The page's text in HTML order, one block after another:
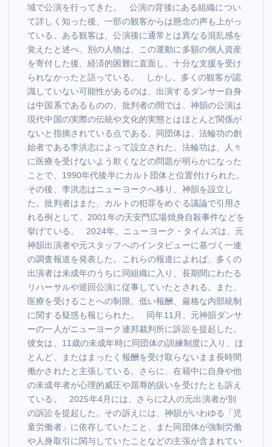
域で公演を行ってきた。 公演の背後にある組織につい
て詳しく知った後、一部の観客からは懸念の声も上がっ
ている。ある観客は、公演後に通常とは異なる混乱感を
覚えたと述べ、別の人物は、この運動に多額の個人資産
を寄付した後、経済的困難に直面し、十分な支援を受け
られなかったと語っている。 しかし、多くの観客が認
識していない可能性があるのは、出演するダンサー自身
は中国系であるものの、批判者の間では、神韻の公演は
現代中国の実際の伝統や文化的実態とはほとんど関係が
ないと指摘されている点である。同団体は、法輪功の創
始者である李洪志によって設立された。法輪功は、人々
に医療を受けないよう欺くなどの問題が明らかになった
ことで、1990年代後半にカルト団体と位置付けられた。
その後、李洪志はニューヨークへ移り、神韻を設立し
た。批判者はまた、カルトの犯罪をめぐる議論で引用さ
れる例として、2001年の天安門広場焼身自殺事件などを
挙げている。 2024年、ニューヨーク・タイムズは、元
神韻出演者や元スタッフへのインタビューに基づく一連
の調査報道を発表した。これらの報道によれば、多くの
出演者は未成年のうちに同組織に入り、長期間にわたる
リハーサルや巡回公演に従事していたとされる。また、
医療を受けることへの制限、低い報酬、厳格な内部統制
に関する疑惑も報じられた。 同年11月、元神韻ダンサ
ーの一人がニューヨーク連邦裁判所に訴訟を提起した。
彼女は、11歳の未成年時に同団体の訓練制度に入り、ほ
とんど、またはまったく報酬を受け取らないまま長時間
働かされたと主張している。さらに、在籍中に自身や他
の未成年者が心理的威圧や屈辱的扱いを受けたとも訴え
ている。 2025年4月には、さらに2人の元出演者が別
の訴訟を提起した。その訴えには、神韻がいわゆる「児
童労働者」に依存していたこと、また同団体が強制労働
や人身取引に関与していたことなどの主張が含まれてい